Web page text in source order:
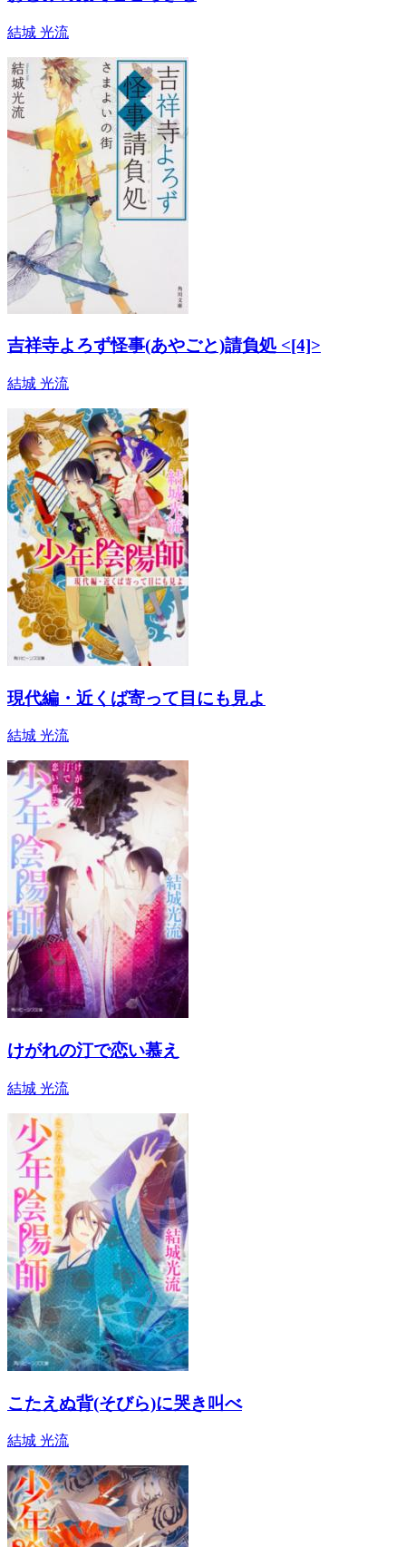
結城 光流
吉祥寺よろず怪事(あやごと)請負処 <[4]>
結城 光流
現代編・近くば寄って目にも見よ
結城 光流
けがれの汀で恋い慕え
結城 光流
こたえぬ背(そびら)に哭き叫べ
結城 光流